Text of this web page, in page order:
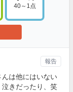
40～1点
は他にはいない
きだったり、笑
報告